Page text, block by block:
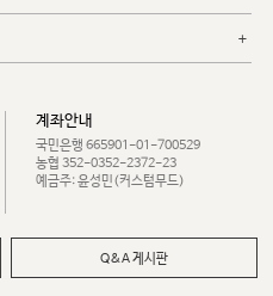
계좌안내
국민은행 665901-01-700529
농협 352-0352-2372-23
예금주: 윤성민(커스텀무드)
Q&A 게시판